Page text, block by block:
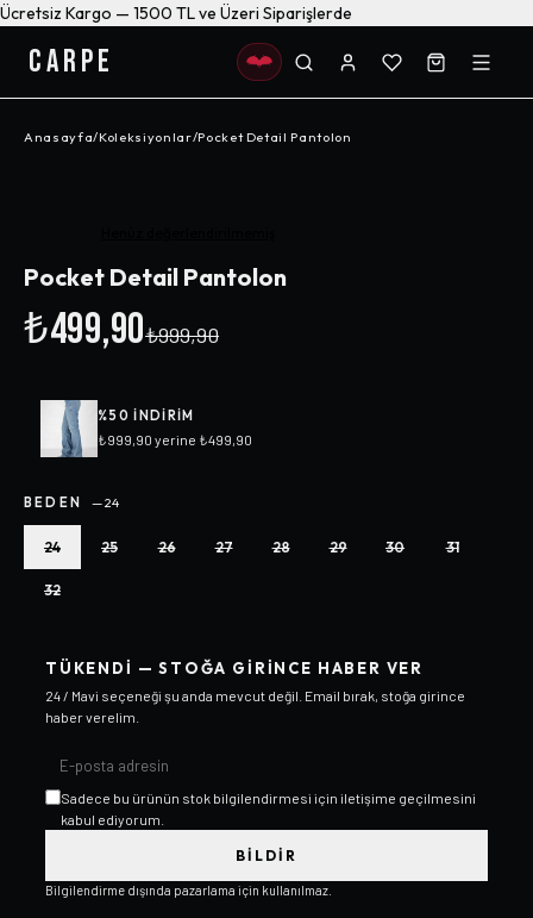
Ücretsiz Kargo — 1500 TL ve Üzeri Siparişlerde
CARPE
Anasayfa/Koleksiyonlar/Pocket Detail Pantolon
Pocket Detail Pantolon
₺499,90₺999,90
%50 INDIRIM
₺999,90 yerine ₺499,90
BEDEN —24
24 25 26 27 28 29 30 31
32
TÜKENDI — STOĞA GIRINCE HABER VER
24 / Mavi seçeneği şu anda mevcut değil. Email bırak, stoğa girince
haber verelim.
Sadece bu ürünün stok bilgilendirmesi için iletişime geçilmesini
kabul ediyorum.
BILDIR
Bilgilendirme dışında pazarlama için kullanılmaz.